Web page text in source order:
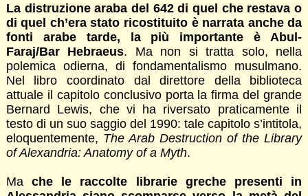
La distruzione araba del 642 di quel che restava o
di quel ch’era stato ricostituito è narrata anche da
fonti arabe tarde, la più importante è Abul-
Faraj/Bar Hebraeus. Ma non si tratta solo, nella
polemica odierna, di fondamentalismo musulmano.
Nel libro coordinato dal direttore della biblioteca
attuale il capitolo conclusivo porta la firma del grande
Bernard Lewis, che vi ha riversato praticamente il
testo di un suo saggio del 1990: tale capitolo s’intitola,
eloquentemente, The Arab Destruction of the Library
of Alexandria: Anatomy of a Myth.
Mache le raccolte librarie greche presenti in